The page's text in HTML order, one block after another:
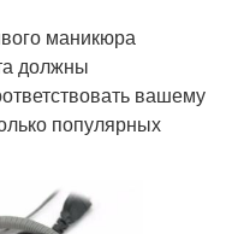
маникюра
должны
вашему
популярных